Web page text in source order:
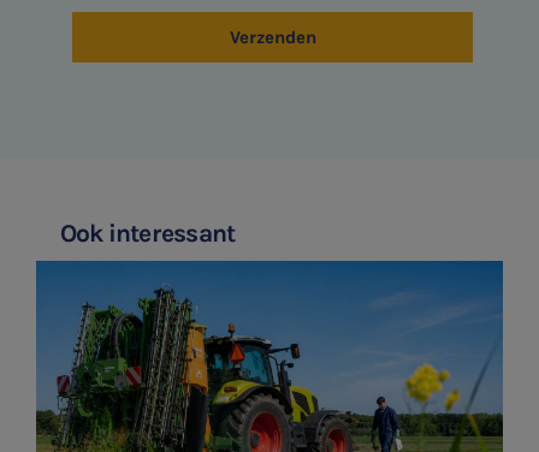
Verzenden
Ook interessant